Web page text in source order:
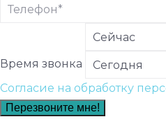
Время звонка
Согласие на обработку
Перезвоните мне!